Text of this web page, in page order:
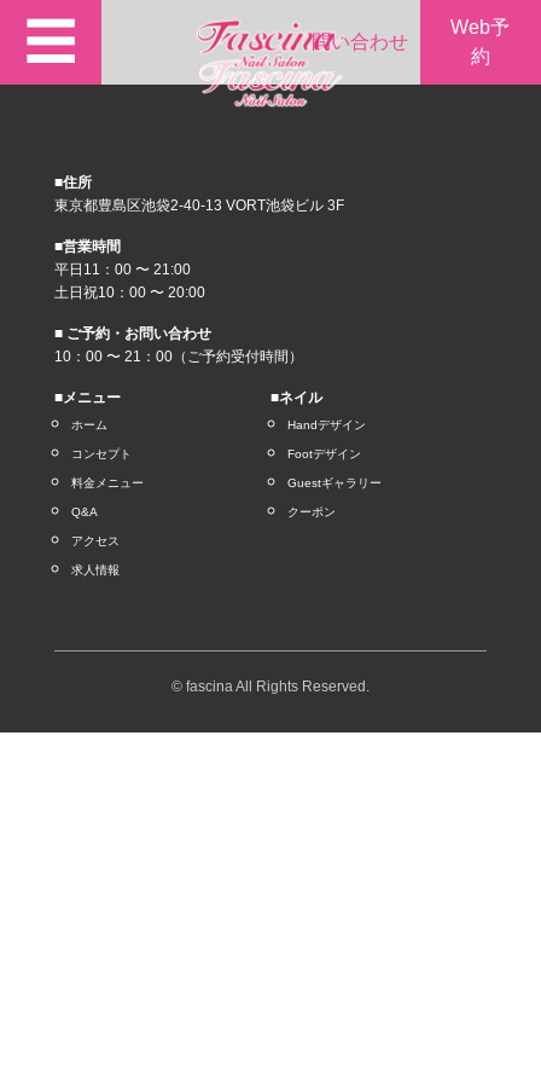
☰ 問い合わせ
Web予
約
■住所
東京都豊島区池袋2-40-13 VORT池袋ビル 3F
■営業時間
平日11：00 〜 21:00
土日祝10：00 〜 20:00
■ ご予約・お問い合わせ
10：00 〜 21：00（ご予約受付時間）
■メニュー
ホーム
コンセプト
料金メニュー
Q&A
アクセス
求人情報
■ネイル
Handデザイン
Footデザイン
Guestギャラリー
クーポン
© fascina All Rights Reserved.